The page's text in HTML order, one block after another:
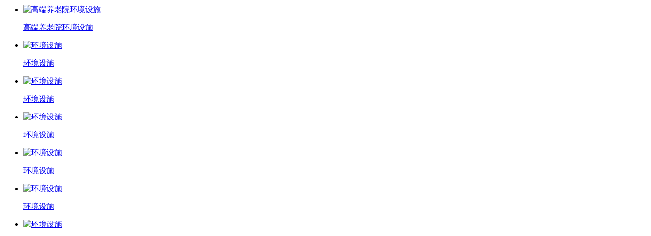
高端养老院环境设施
环境设施
环境设施
环境设施
环境设施
环境设施